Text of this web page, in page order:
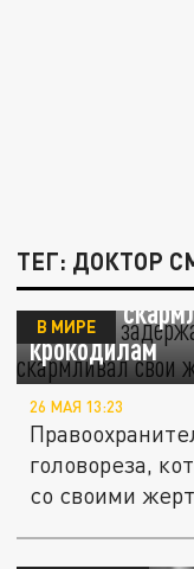
ТЕГ: ДОКТОР
В Индии
который
крокодилам
В МИРЕ
26 МАЯ 13:23
головореза,
со своими